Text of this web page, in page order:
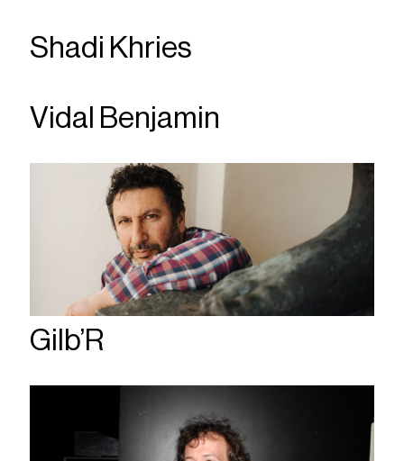
Shadi Khries
Vidal Benjamin
Gilb’R